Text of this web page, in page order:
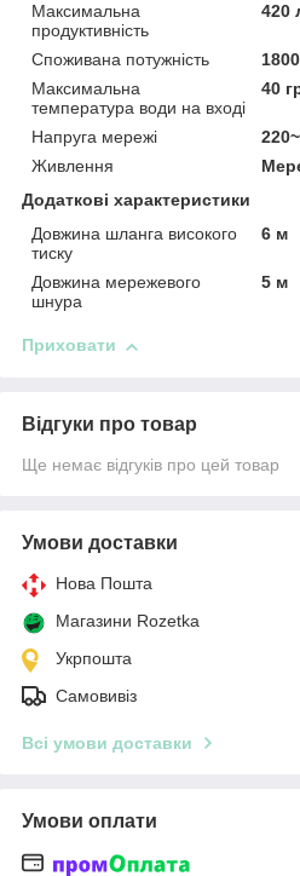
Максимальна
продуктивність
420
Споживана потужність
Максимальна
температура води на вході
40
Напруга мережі
Живлення
Додаткові характеристики
Довжина шланга високого
тиску
6 м
Довжина мережевого
шнура
5 м
Приховати
Відгуки про товар
Ще немає відгуків про цей товар
Умови доставки
Нова Пошта
Магазини Rozetka
Укрпошта
Самовивіз
Всі умови доставки
Умови оплати